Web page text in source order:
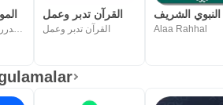
dorar net مؤسسة الدرر السنية
القرآن تدبر وعمل
القرآن تدبر وعمل Alaa Rahhal